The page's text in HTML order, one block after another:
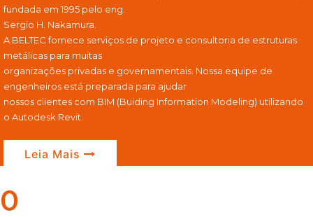
fundada em 1995 pelo eng.
Sergio H. Nakamura.
A BELTEC fornece serviços de projeto e consultoria de estruturas
metálicas para muitas
organizações privadas e governamentais. Nossa equipe de
engenheiros está preparada para ajudar
nossos clientes com BIM (Buiding Information Modeling) utilizando
o Autodesk Revit.
Leia Mais
0